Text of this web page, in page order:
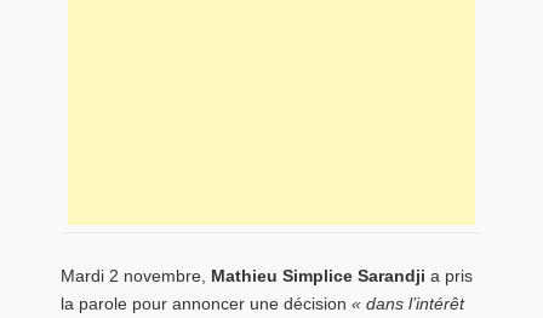
Mardi 2 novembre, Mathieu Simplice Sarandji a pris
la parole pour annoncer une décision « dans l’intérêt